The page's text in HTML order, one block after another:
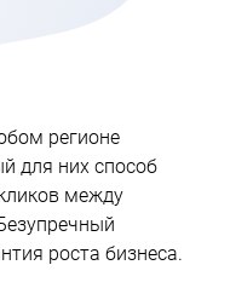
регионе
для них способ
между
роста бизнеса.